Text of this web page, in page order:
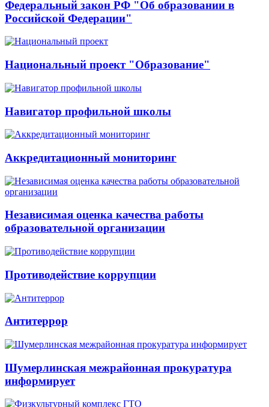
Федеральный закон РФ "Об образовании в
Российской Федерации"
Национальный проект "Образование"
Навигатор профильной школы
Аккредитационный мониторинг
Независимая оценка качества работы
образовательной организации
Противодействие коррупции
Антитеррор
Шумерлинская межрайонная прокуратура
информирует